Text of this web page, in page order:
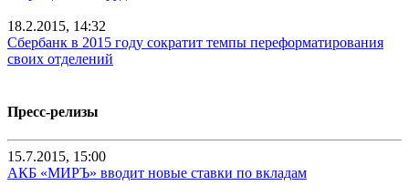
18.2.2015, 14:32
Сбербанк в 2015 году сократит темпы переформатирования
своих отделений
Пресс-релизы
15.7.2015, 15:00
АКБ «МИРЪ» вводит новые ставки по вкладам